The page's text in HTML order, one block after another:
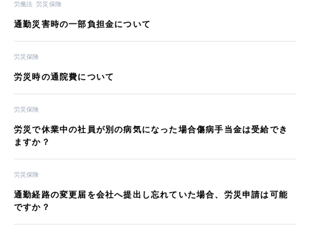
労働法 労災保険
通勤災害時の一部負担金について
労災保険
労災時の通院費について
労災保険
労災で休業中の社員が別の病気になった場合傷病手当金は受給でき
ますか？
労災保険
通勤経路の変更届を会社へ提出し忘れていた場合、労災申請は可能
ですか？